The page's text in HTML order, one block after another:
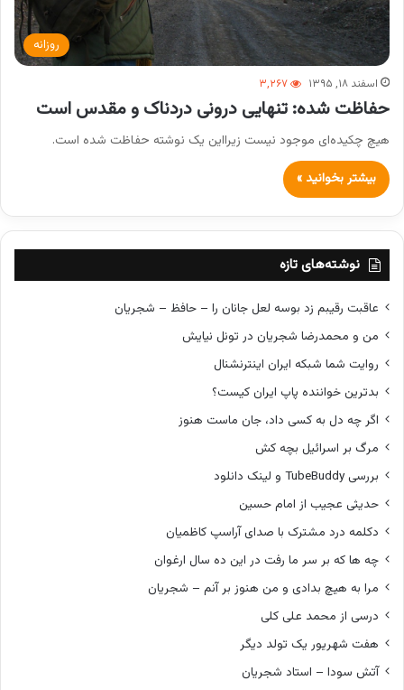
روزانه
اسفند ۱۸, ۱۳۹۵ ۳,۲۶۷
حفاظت شده: تنهایی درونی دردناک و مقدس است
هیچ چکیده‌ای موجود نیست زیرا‌این یک نوشته حفاظت شده است.
بیشتر بخوانید »
نوشته‌های تازه
عاقبت رقیبم زد بوسه لعل جانان را – حافظ – شجریان
من و محمدرضا شجریان در تونل نیایش
روایت شما شبکه ایران اینترنشنال
بدترین خواننده پاپ ایران کیست؟
اگر چه دل به کسی داد، جان ماست هنوز
مرگ بر اسرائیل بچه کش
بررسی TubeBuddy و لینک دانلود
حدیثی عجیب از امام حسین
دکلمه درد مشترک با صدای آراسپ کاظمیان
چه ها که بر سر ما رفت در این ده سال ارغوان
مرا به هیچ بدادی و من هنوز بر آنم – شجریان
درسی از محمد علی کلی
هفت شهریور یک تولد دیگر
آتش سودا – استاد شجریان